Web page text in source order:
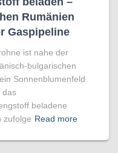
Rumänien
Gaspipeline
ist nahe der
bulgarischen
Sonnenblumenfeld.
das
beladene
zufolge Read more